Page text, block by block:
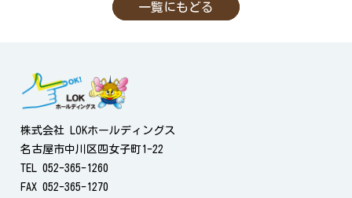
一覧にもどる
株式会社 LOKホールディングス
名古屋市中川区四女子町1-22
TEL 052-365-1260
FAX 052-365-1270